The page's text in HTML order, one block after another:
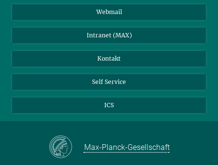
Webmail
Intranet (MAX)
Kontakt
Self Service
ICS
Max-Planck-Gesellschaft